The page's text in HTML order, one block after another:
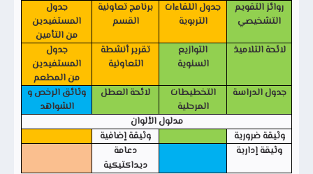
روائز التقويم
التشخيصي
جدول اللقاءات
التربوية
برنامج تعاونية
القسم
جدول
المستفيدين
من التأمين
لائحة التلاميذ
التوازيع
السنوية
تقرير أنشطة
التعاونية
جدول
المستفيدين
من المطعم
جدول الدراسة
التخطيطات
المرحلية
لائحة العطل
وثائق الرخص و
الشواهد
مدلول الألوان
وثيقة ضرورية
وثيقة إضافية
وثيقة إدارية
دعامة
ديداكتيكية